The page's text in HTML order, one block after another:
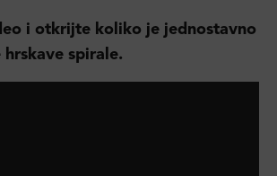
i otkrijte koliko je jednostavno
spirale.